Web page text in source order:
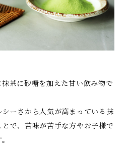
茶に砂糖を加えた甘い飲み物で
ーさから人気が高まっている抹
で、苦味が苦手な方やお子様で